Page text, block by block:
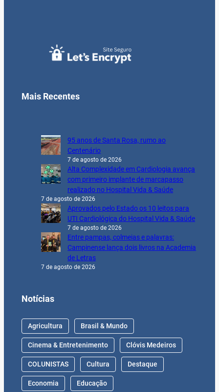
Mais Recentes
95 anos de Santa Rosa, rumo ao
Centenário
7 de agosto de 2026
Alta Complexidade em Cardiologia avança
com primeiro implante de marcapasso
realizado no Hospital Vida & Saúde
7 de agosto de 2026
Aprovados pelo Estado os 10 leitos para
UTI Cardiológica do Hospital Vida & Saúde
7 de agosto de 2026
Entre pampas, colmeias e palavras:
Campinense lança dois livros na Academia
de Letras
7 de agosto de 2026
Notícias
Agricultura Brasil & Mundo
Cinema & Entretenimento Clóvis Medeiros
COLUNISTAS Cultura Destaque
Economia Educação